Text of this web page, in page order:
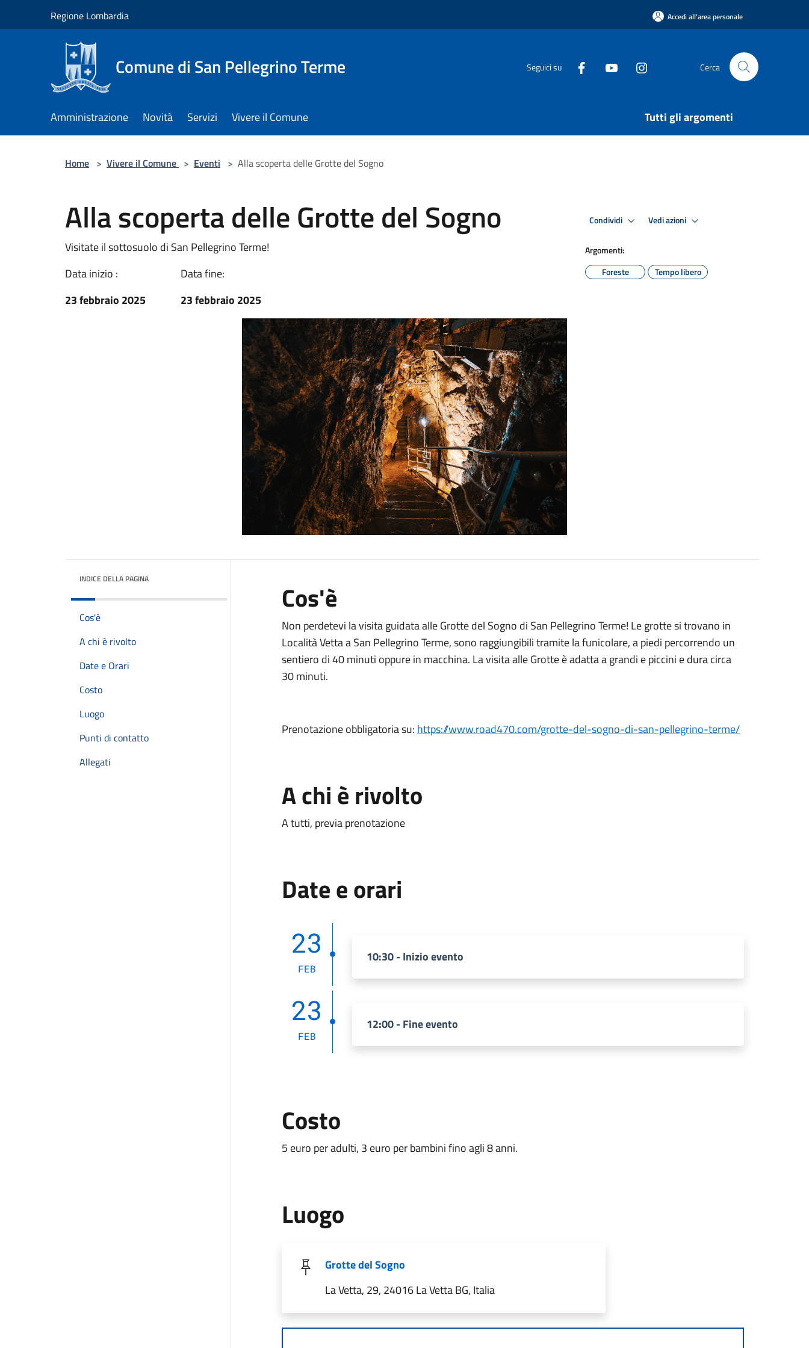
Regione Lombardia Accedi all'area personale
Comune di San Pellegrino Terme Seguici su Cerca
Amministrazione Novità Servizi Vivere il Comune Tutti gli argomenti
Home > Vivere il Comune > Eventi > Alla scoperta delle Grotte del Sogno
Alla scoperta delle Grotte del Sogno
Visitate il sottosuolo di San Pellegrino Terme!
Data inizio :
23 febbraio 2025
Data fine:
23 febbraio 2025
Condividi Vedi azioni
Argomenti:
Foreste
Tempo libero
INDICE DELLA PAGINA
Cos'è
A chi è rivolto
Date e Orari
Costo
Luogo
Punti di contatto
Allegati
Cos'è
Non perdetevi la visita guidata alle Grotte del Sogno di San Pellegrino Terme! Le grotte si trovano in
Località Vetta a San Pellegrino Terme, sono raggiungibili tramite la funicolare, a piedi percorrendo un
sentiero di 40 minuti oppure in macchina. La visita alle Grotte è adatta a grandi e piccini e dura circa
30 minuti.
Prenotazione obbligatoria su: https://www.road470.com/grotte-del-sogno-di-san-pellegrino-terme/
A chi è rivolto
A tutti, previa prenotazione
Date e orari
23
FEB
10:30 - Inizio evento
23
FEB
12:00 - Fine evento
Costo
5 euro per adulti, 3 euro per bambini fino agli 8 anni.
Luogo
Grotte del Sogno
La Vetta, 29, 24016 La Vetta BG, Italia